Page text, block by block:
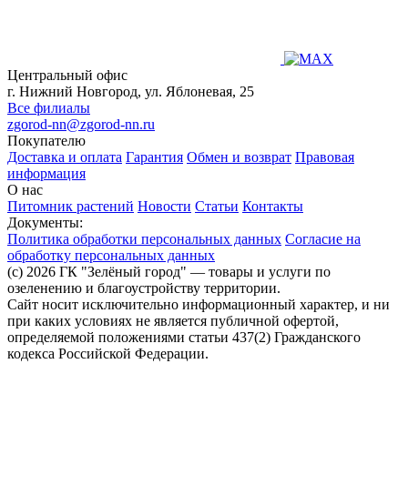
Центральный офис
г. Нижний Новгород, ул. Яблоневая, 25
Все филиалы
zgorod-nn@zgorod-nn.ru
Покупателю
Доставка и оплата Гарантия Обмен и возврат Правовая
информация
О нас
Питомник растений Новости Статьи Контакты
Документы:
Политика обработки персональных данных Согласие на
обработку персональных данных
(c) 2026 ГК "Зелёный город" — товары и услуги по
озеленению и благоустройству территории.
Сайт носит исключительно информационный характер, и ни
при каких условиях не является публичной офертой,
определяемой положениями статьи 437(2) Гражданского
кодекса Российской Федерации.